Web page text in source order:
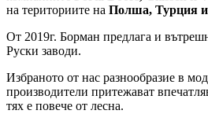
на териториите на Полша, Турция
От 2019г. Борман предлага и
Руски заводи.
Избраното от нас разнообразие в
производители притежават
тях е повече от лесна.